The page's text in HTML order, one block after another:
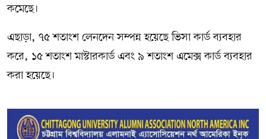
কমেছে।
এছাড়া, ৭৫ শতাংশ লেনদেন সম্পন্ন হয়েছে ভিসা কার্ড ব্যবহার
করে, ১৫ শতাংশ মাস্টারকার্ড এবং ৯ শতাংশ এমেক্স কার্ড ব্যবহার
করা হয়েছে।